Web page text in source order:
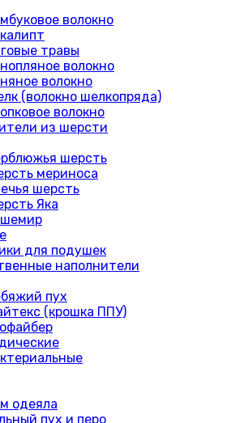
волокно
травы
волокно
волокно
(волокно шелкопряда)
волокно
из шерсти
шерсть
мериноса
шерсть
Яка
для подушек
наполнители
пух
(крошка ППУ)
одеяла
пух и перо